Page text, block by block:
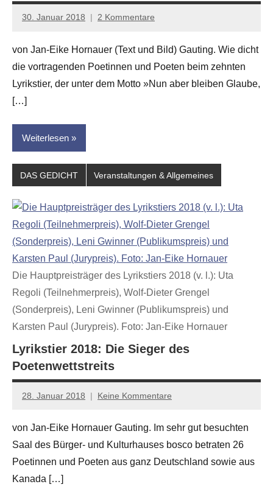
30. Januar 2018
Jan-
Hornauer
für
dasgedichtblog
2 Kommentare
von Jan-Eike Hornauer (Text und Bild) Gauting. Wie dicht
die vortragenden Poetinnen und Poeten beim zehnten
Lyrikstier, der unter dem Motto »Nun aber bleiben Glaube,
[…]
Weiterlesen
DAS GEDICHT Veranstaltungen & Allgemeines
Die Hauptpreisträger des Lyrikstiers 2018 (v. l.): Uta
Regoli (Teilnehmerpreis), Wolf-Dieter Grengel
(Sonderpreis), Leni Gwinner (Publikumspreis) und
Karsten Paul (Jurypreis). Foto: Jan-Eike Hornauer
Lyrikstier 2018: Die Sieger des
Poetenwettstreits
28. Januar 2018
Jan-
Hornauer
für
dasgedichtblog
Keine Kommentare
von Jan-Eike Hornauer Gauting. Im sehr gut besuchten
Saal des Bürger- und Kulturhauses bosco betraten 26
Poetinnen und Poeten aus ganz Deutschland sowie aus
Kanada […]